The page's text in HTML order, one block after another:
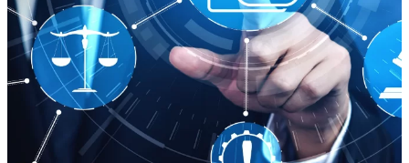
la región de las Américas:
enseñanzas obtenidas de
las Autoridades
Regulatorias Nacionales